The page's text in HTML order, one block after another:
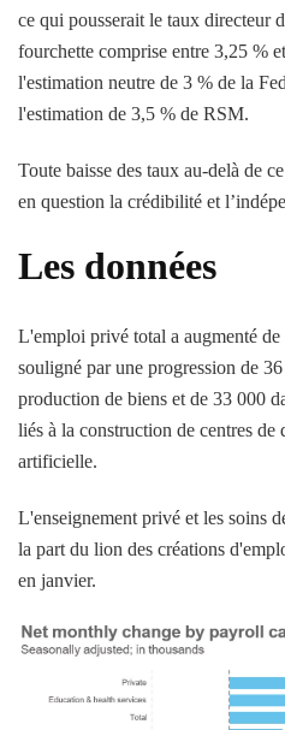
ce qui pousserait le taux directeur
fourchette comprise entre 3,25 %
l'estimation neutre de 3 % de la
l'estimation de 3,5 % de RSM.
Toute baisse des taux au-delà de
en question la crédibilité et
Les données
L'emploi privé total a augmenté
souligné par une progression de
production de biens et de 33 000
liés à la construction de centres de
artificielle.
L'enseignement privé et les soins
la part du lion des créations
en janvier.